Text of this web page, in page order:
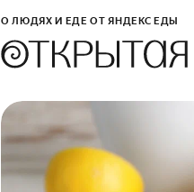
О ЛЮДЯХ И ЕДЕ ОТ ЯНДЕКС ЕДЫ